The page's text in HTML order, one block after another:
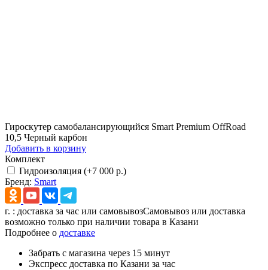
Гироскутер самобалансирующийся Smart Premium OffRoad
10,5 Черный карбон
Добавить в корзину
Комплект
Гидроизоляция (+7 000 р.)
Бренд: Smart
г. : доставка за час или самовывозСамовывоз или доставка
возможно только при наличии товара в Казани
Подробнее о доставке
Забрать с магазина через 15 минут
Экспресс доставка по Казани за час